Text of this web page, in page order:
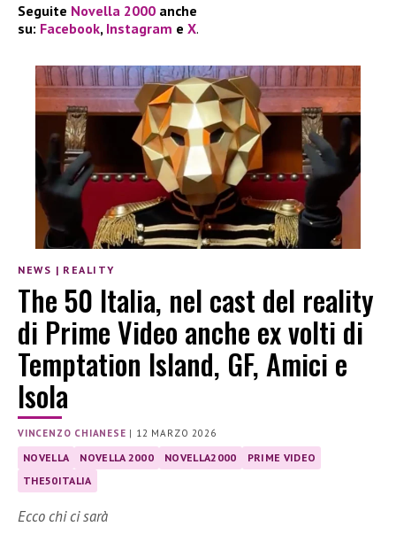
Seguite Novella 2000 anche
su: Facebook, Instagram e X.
NEWS | REALITY
The 50 Italia, nel cast del reality
di Prime Video anche ex volti di
Temptation Island, GF, Amici e
Isola
VINCENZO CHIANESE | 12 MARZO 2026
NOVELLA NOVELLA 2000 NOVELLA2000
PRIME VIDEO
THE50ITALIA
Ecco chi ci sarà